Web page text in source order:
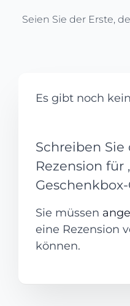
Seien Sie der Erste,
Es gibt noch
Schreiben Sie
Rezension für
Geschenkbox-
Sie müssen
eine Rezension
können.